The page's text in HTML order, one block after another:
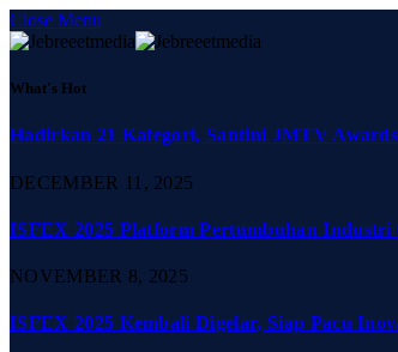
Close Menu
What's Hot
Hadirkan 21 Kategori, Santini JMTV
DECEMBER 11, 2025
ISFEX 2025 Platform Pertumbuhan Industri
NOVEMBER 8, 2025
ISFEX 2025 Kembali Digelar, Siap Pacu